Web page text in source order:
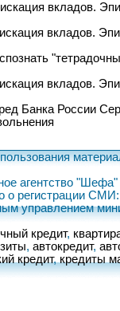
вкладов.
вкладов.
вкладов.
Банка России
агентство "Шефа"
о регистрации
управлением
кредит,
, автокредит,
кредит, кредиты